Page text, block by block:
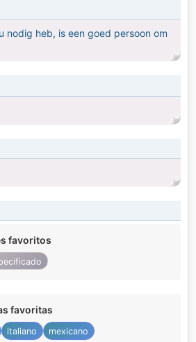
nodig heb, is een goed persoon om
favoritos
favoritas
italiano mexicano